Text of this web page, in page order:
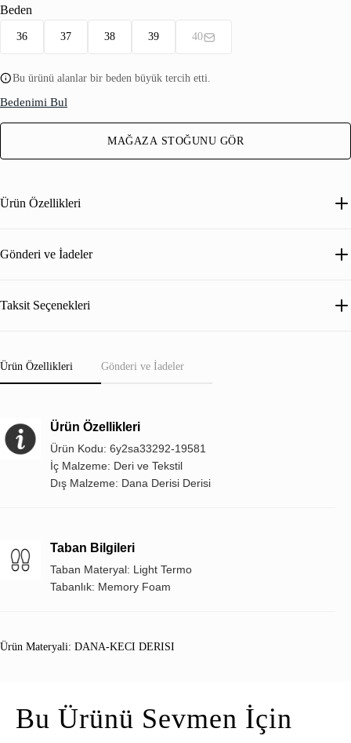
Beden
36 37 38 39 40
Bu ürünü alanlar bir beden büyük tercih etti.
Bedenimi Bul
MAĞAZA STOĞUNU GÖR
Ürün Özellikleri
Gönderi ve İadeler
Taksit Seçenekleri
Ürün Özellikleri Gönderi ve İadeler
Ürün Özellikleri
Ürün Kodu: 6y2sa33292-19581
İç Malzeme: Deri ve Tekstil
Dış Malzeme: Dana Derisi Derisi
Taban Bilgileri
Taban Materyal: Light Termo
Tabanlık: Memory Foam
Ürün Materyali: DANA-KECI DERISI
Bu Ürünü Sevmen İçin